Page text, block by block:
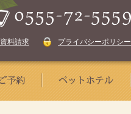
資料請求 プライバシーポリシー